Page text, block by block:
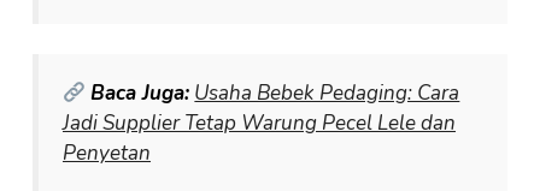
Baca Juga: Usaha Bebek Pedaging: Cara
Jadi Supplier Tetap Warung Pecel Lele dan
Penyetan